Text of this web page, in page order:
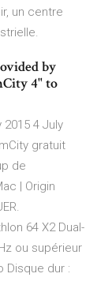
un centre
by
4" to
2015 4 July
gratuit
de
| Origin
64 X2 Dual-
ou supérieur
Disque dur :